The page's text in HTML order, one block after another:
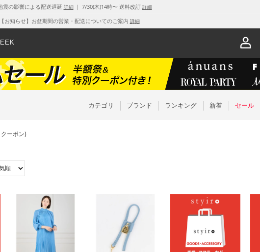
震の影響による配送遅延 詳細｜ 7/30(木)14時〜 送料改訂 詳細
【お知らせ】お盆期間の営業・配送についてのご案内 詳細
カテゴリ ブランド ランキング 新着 セール
ーポン)